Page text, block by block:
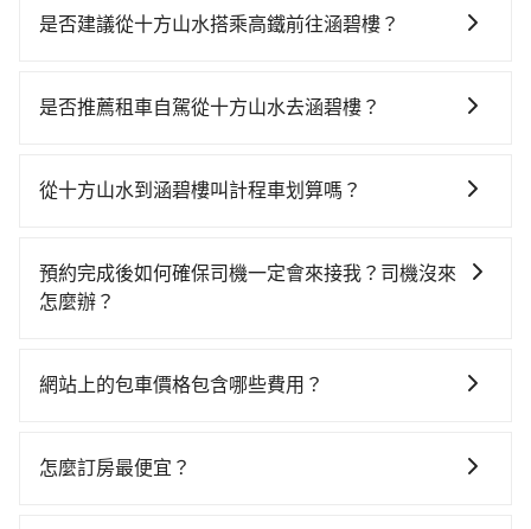
是否建議從十方山水搭乘高鐵前往涵碧樓？
且難叫計程車前往高鐵站！從最早06:21一直到23:27，
程車花費約700元、車程約41分鐘。抵達高鐵站後，步
鐵站，每人票價380元，再用10分鐘出站、等待車站前
排班的計程車，搭上小黃後約花70分鐘、車費2,500元
3,580元。不過嘉義縣領有合法執照的計程車僅有300多
黃了，嘉義縣少部分小黃司機不按表收費，看乘客是外
是否推薦租車自駕從十方山水去涵碧樓？
時不需要閉目養神（因為要自己開車），最重要的是你
$115~205承租小轎車，每公里再額外加收$3.2，從十方
山水到涵碧樓的花費預估為$1,850~2,500（金額差異來
估進去，但額外的汽車保險與可能的罰單都需自付。再
數超過四位，更是沒有較大的七人座或九人座可供選
從十方山水到涵碧樓叫計程車划算嗎？
灣大車隊。依照里程跳錶計算，價格約為2,515~3,000元
間，若改選tripool的專車服務可再更便宜。但如果你無
說要臨時叫到小黃的難度是台北或新北的200倍之多。如
計程車司機不按錶計費，約有47%會採現場議價，建議
預約完成後如何確保司機一定會來接我？司機沒來
怎麼辦？
派車。在出發前一天晚上八點時，會透過電子郵件與簡
繫，可能原本約定的地點不適合暫停而改停靠在附近的
網站上的包車價格包含哪些費用？
乘客險、司機小費、營業稅等，不會再有其他額外的費
怎麼訂房最便宜？